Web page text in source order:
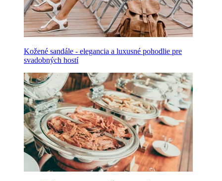
Kožené sandále - elegancia a luxusné pohodlie pre
svadobných hostí